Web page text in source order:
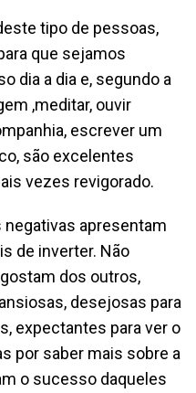
tipo de pessoas,
que sejamos
dia a dia e, segundo a
,meditar, ouvir
escrever um
são excelentes
vezes revigorado.
apresentam
de inverter. Não
dos outros,
desejosas para
expectantes para ver o
por saber mais sobre a
o sucesso daqueles